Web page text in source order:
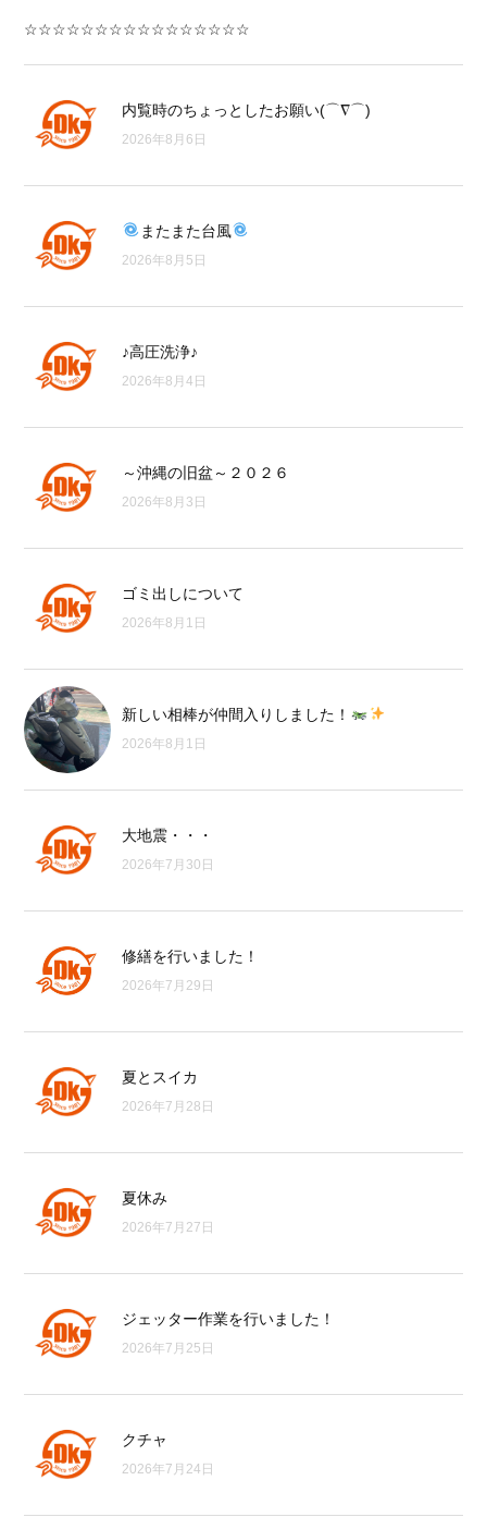
☆☆☆☆☆☆☆☆☆☆☆☆☆☆☆☆
内覧時のちょっとしたお願い(⌒∇⌒)
2026年8月6日
またまた台風
2026年8月5日
♪高圧洗浄♪
2026年8月4日
～沖縄の旧盆～２０２６
2026年8月3日
ゴミ出しについて
2026年8月1日
新しい相棒が仲間入りしました！
2026年8月1日
大地震・・・
2026年7月30日
修繕を行いました！
2026年7月29日
夏とスイカ
2026年7月28日
夏休み
2026年7月27日
ジェッター作業を行いました！
2026年7月25日
クチャ
2026年7月24日